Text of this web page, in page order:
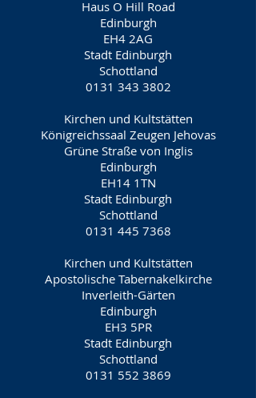
Haus O Hill Road
Edinburgh
EH4 2AG
Stadt Edinburgh
Schottland
0131 343 3802
Kirchen und Kultstätten
Königreichssaal Zeugen Jehovas
Grüne Straße von Inglis
Edinburgh
EH14 1TN
Stadt Edinburgh
Schottland
0131 445 7368
Kirchen und Kultstätten
Apostolische Tabernakelkirche
Inverleith-Gärten
Edinburgh
EH3 5PR
Stadt Edinburgh
Schottland
0131 552 3869